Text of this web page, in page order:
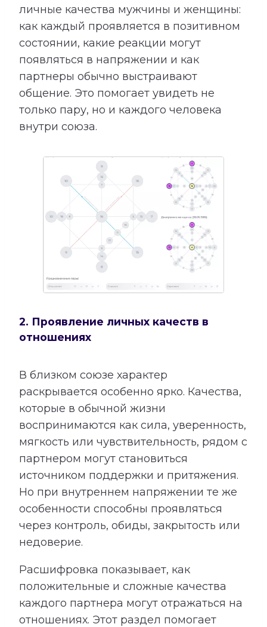
личные качества мужчины и женщины:
как каждый проявляется в позитивном
состоянии, какие реакции могут
появляться в напряжении и как
партнеры обычно выстраивают
общение. Это помогает увидеть не
только пару, но и каждого человека
внутри союза.
2. Проявление личных качеств в
отношениях
В близком союзе характер
раскрывается особенно ярко. Качества,
которые в обычной жизни
воспринимаются как сила, уверенность,
мягкость или чувствительность, рядом с
партнером могут становиться
источником поддержки и притяжения.
Но при внутреннем напряжении те же
особенности способны проявляться
через контроль, обиды, закрытость или
недоверие.
Расшифровка показывает, как
положительные и сложные качества
каждого партнера могут отражаться на
отношениях. Этот раздел помогает